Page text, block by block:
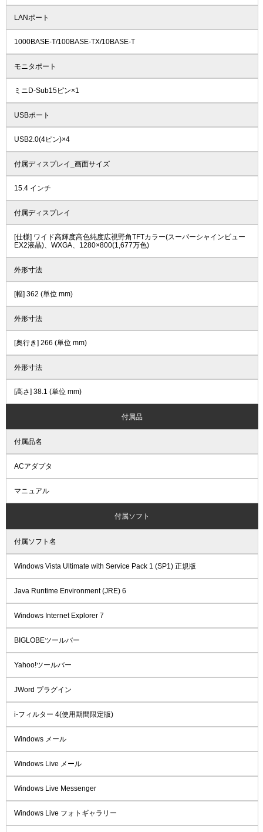
LANポート
1000BASE-T/100BASE-TX/10BASE-T
モニタポート
ミニD-Sub15ピン×1
USBポート
USB2.0(4ピン)×4
付属ディスプレイ_画面サイズ
15.4 インチ
付属ディスプレイ
[仕様] ワイド高輝度高色純度広視野角TFTカラー(スーパーシャインビュー
EX2液晶)、WXGA、1280×800(1,677万色)
外形寸法
[幅] 362 (単位 mm)
外形寸法
[奥行き] 266 (単位 mm)
外形寸法
[高さ] 38.1 (単位 mm)
付属品
付属品名
ACアダプタ
マニュアル
付属ソフト
付属ソフト名
Windows Vista Ultimate with Service Pack 1 (SP1) 正規版
Java Runtime Environment (JRE) 6
Windows Internet Explorer 7
BIGLOBEツールバー
Yahoo!ツールバー
JWord プラグイン
i-フィルター 4(使用期間限定版)
Windows メール
Windows Live メール
Windows Live Messenger
Windows Live フォトギャラリー